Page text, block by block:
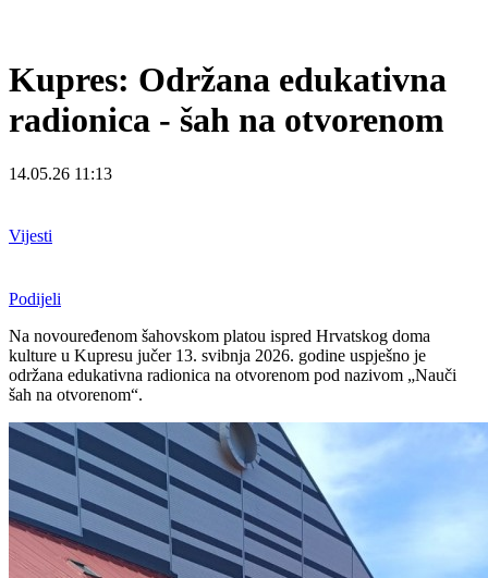
Kupres: Održana edukativna
radionica - šah na otvorenom
14.05.26 11:13
Vijesti
Podijeli
Na novouređenom šahovskom platou ispred Hrvatskog doma
kulture u Kupresu jučer 13. svibnja 2026. godine uspješno je
održana edukativna radionica na otvorenom pod nazivom „Nauči
šah na otvorenom“.